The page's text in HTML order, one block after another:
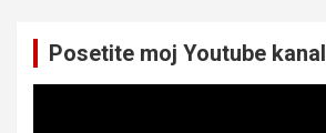
Posetite moj Youtube kanal